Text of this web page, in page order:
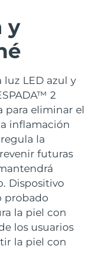
y
LED azul y
2
para eliminar el
inflamación
la
futuras
Dispositivo
probado
la piel con
los usuarios
la piel con
the-go
lips
device
light therapy
bucal
toothbrush
sonic toothbrush
FAQ™
LED
prevista
prevista
prevista8/12/26
prevista8/14/26
prevista8/9/26
prevista8/13/26
prevista8/13/26